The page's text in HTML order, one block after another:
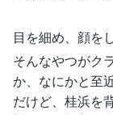
目を細め、顔を
そんなやつがク
か、なにかと至
だけど、桂浜を